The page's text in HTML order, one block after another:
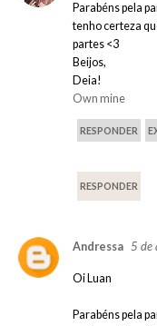
Parabéns pela
tenho certeza
partes <3
Beijos,
Deia!
Own mine
RESPONDER
RESPONDER
Andressa 5 de
Oi Luan
Parabéns pela